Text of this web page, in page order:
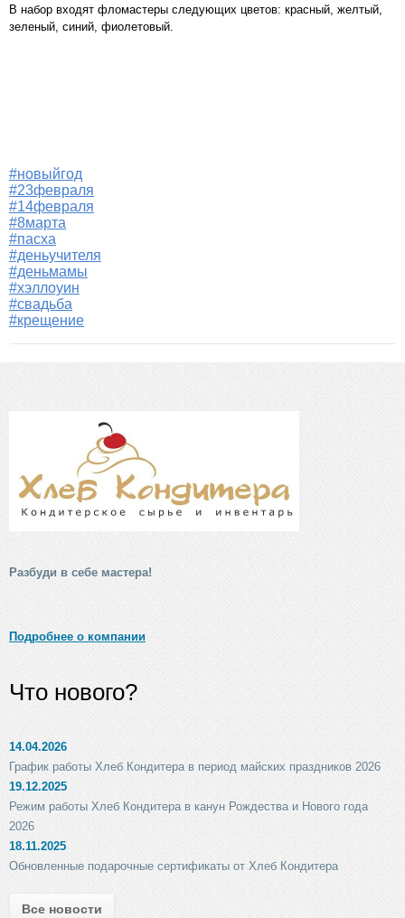
В набор входят фломастеры следующих цветов: красный, желтый,
зеленый, синий, фиолетовый.
#новыйгод
#23февраля
#14февраля
#8марта
#пасха
#деньучителя
#деньмамы
#хэллоуин
#свадьба
#крещение
Разбуди в себе мастера!
Подробнее о компании
Что нового?
14.04.2026
График работы Хлеб Кондитера в период майских праздников 2026
19.12.2025
Режим работы Хлеб Кондитера в канун Рождества и Нового года
2026
18.11.2025
Обновленные подарочные сертификаты от Хлеб Кондитера
Все новости